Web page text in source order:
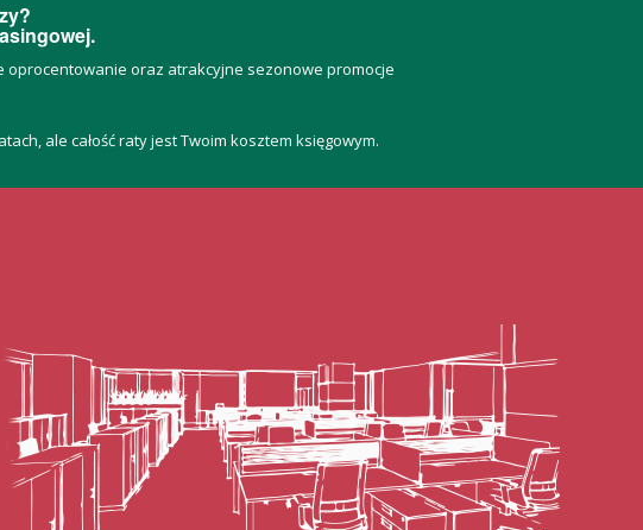
oprocentowanie oraz atrakcyjne sezonowe promocje
ale całość raty jest Twoim kosztem księgowym.